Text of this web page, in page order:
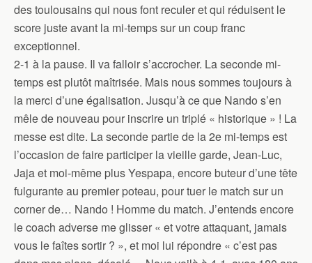
des toulousains qui nous font reculer et qui réduisent le
score juste avant la mi-temps sur un coup franc
exceptionnel.
2-1 à la pause. Il va falloir s’accrocher. La seconde mi-
temps est plutôt maîtrisée. Mais nous sommes toujours à
la merci d’une égalisation. Jusqu’à ce que Nando s’en
mêle de nouveau pour inscrire un triplé « historique » ! La
messe est dite. La seconde partie de la 2e mi-temps est
l’occasion de faire participer la vieille garde, Jean-Luc,
Jaja et moi-même plus Yespapa, encore buteur d’une tête
fulgurante au premier poteau, pour tuer le match sur un
corner de… Nando ! Homme du match. J’entends encore
le coach adverse me glisser « et votre attaquant, jamais
vous le faîtes sortir ? », et moi lui répondre « c’est pas